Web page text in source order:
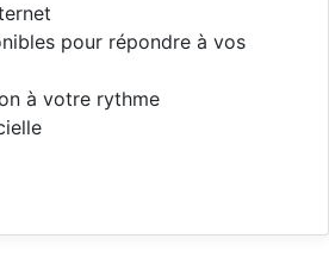
pour répondre à vos
à votre rythme